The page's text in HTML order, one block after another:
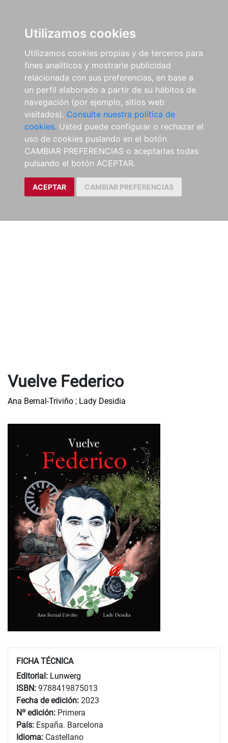
Utilizamos cookies
Utilizamos cookies propias y de terceros para
fines analíticos y mostrarle publicidad
relacionada con sus preferencias, en base a
un perfil elaborado a partir de su hábitos de
navegación (por ejemplo, sitios web
visitados). Consulte nuestra política de
cookies. Usted puede configurar o rechazar el
uso de cookies puslando en el botón
CAMBIAR PREFERENCIAS o aceptarlas todas
pulsando el botón ACEPTAR.
ACEPTAR CAMBIAR PREFERENCIAS
Vuelve Federico
Ana Bernal-Triviño ; Lady Desidia
FICHA TÉCNICA
Editorial: Lunwerg
ISBN: 9788419875013
Fecha de edición: 2023
Nº edición: Primera
País: España. Barcelona
Idioma: Castellano